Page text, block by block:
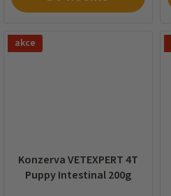
akce
Konzerva VETEXPERT 4T
Puppy Intestinal 200g